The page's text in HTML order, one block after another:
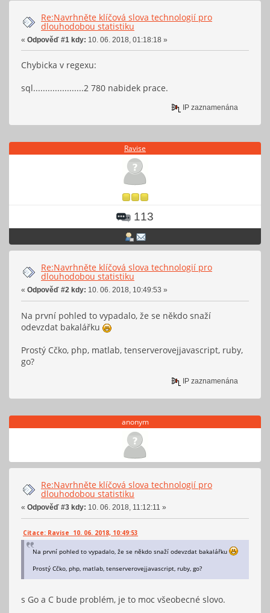
Re:Navrhněte klíčová slova technologií pro
dlouhodobou statistiku
« Odpověď #1 kdy: 10. 06. 2018, 01:18:18 »
Chybicka v regexu:
sql.....................2 780 nabidek prace.
IP zaznamenána
Ravise
113
Re:Navrhněte klíčová slova technologií pro
dlouhodobou statistiku
« Odpověď #2 kdy: 10. 06. 2018, 10:49:53 »
Na první pohled to vypadalo, že se někdo snaží
odevzdat bakalářku
Prostý Cčko, php, matlab, tenserverovejjavascript, ruby,
go?
IP zaznamenána
anonym
Re:Navrhněte klíčová slova technologií pro
dlouhodobou statistiku
« Odpověď #3 kdy: 10. 06. 2018, 11:12:11 »
Citace: Ravise 10. 06. 2018, 10:49:53
Na první pohled to vypadalo, že se někdo snaží odevzdat bakalářku
Prostý Cčko, php, matlab, tenserverovejjavascript, ruby, go?
s Go a C bude problém, je to moc všeobecné slovo.